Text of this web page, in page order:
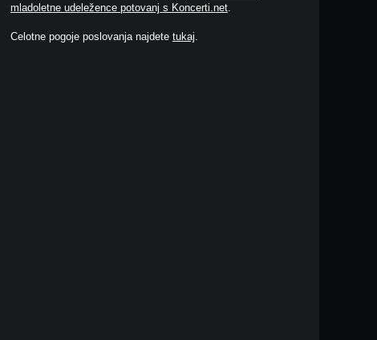
mladoletne udeležence potovanj s Koncerti.net.
Celotne pogoje poslovanja najdete tukaj.